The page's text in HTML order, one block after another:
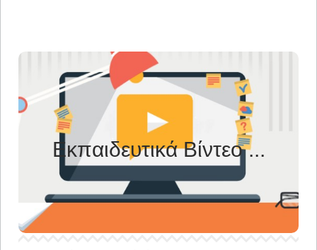
Εκπαιδευτικά Βίντεο ...
Εκπαιδευτικά Βίντεο Β
Δημοτικού
Δείτε εκπαιδευτικά βίντεο που θα βοηθήσουν τα παιδιά της
Δευτέρας Δημοτικού να εξοικειωθούν ακόμη περισσότερο με
το αντικείμενο …